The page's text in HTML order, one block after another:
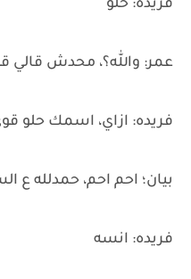
فريده: حلو
عمر: والله؟، محدش قالي
فريده: ازاي، اسمك
بيان؛ احم احم، حمدلله ع
فريده: انسه